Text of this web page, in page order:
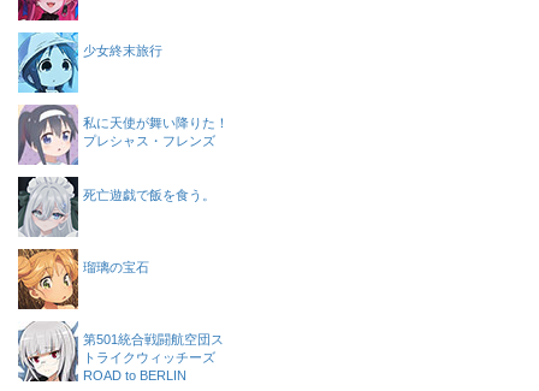
少女終末旅行
私に天使が舞い降りた！
プレシャス・フレンズ
死亡遊戯で飯を食う。
瑠璃の宝石
第501統合戦闘航空団ス
トライクウィッチーズ
ROAD to BERLIN